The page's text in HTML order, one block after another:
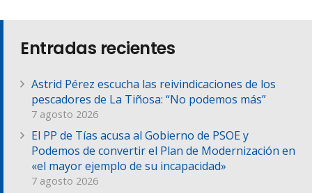
Entradas recientes
Astrid Pérez escucha las reivindicaciones de los
pescadores de La Tiñosa: “No podemos más”
7 agosto 2026
El PP de Tías acusa al Gobierno de PSOE y
Podemos de convertir el Plan de Modernización en
«el mayor ejemplo de su incapacidad»
7 agosto 2026